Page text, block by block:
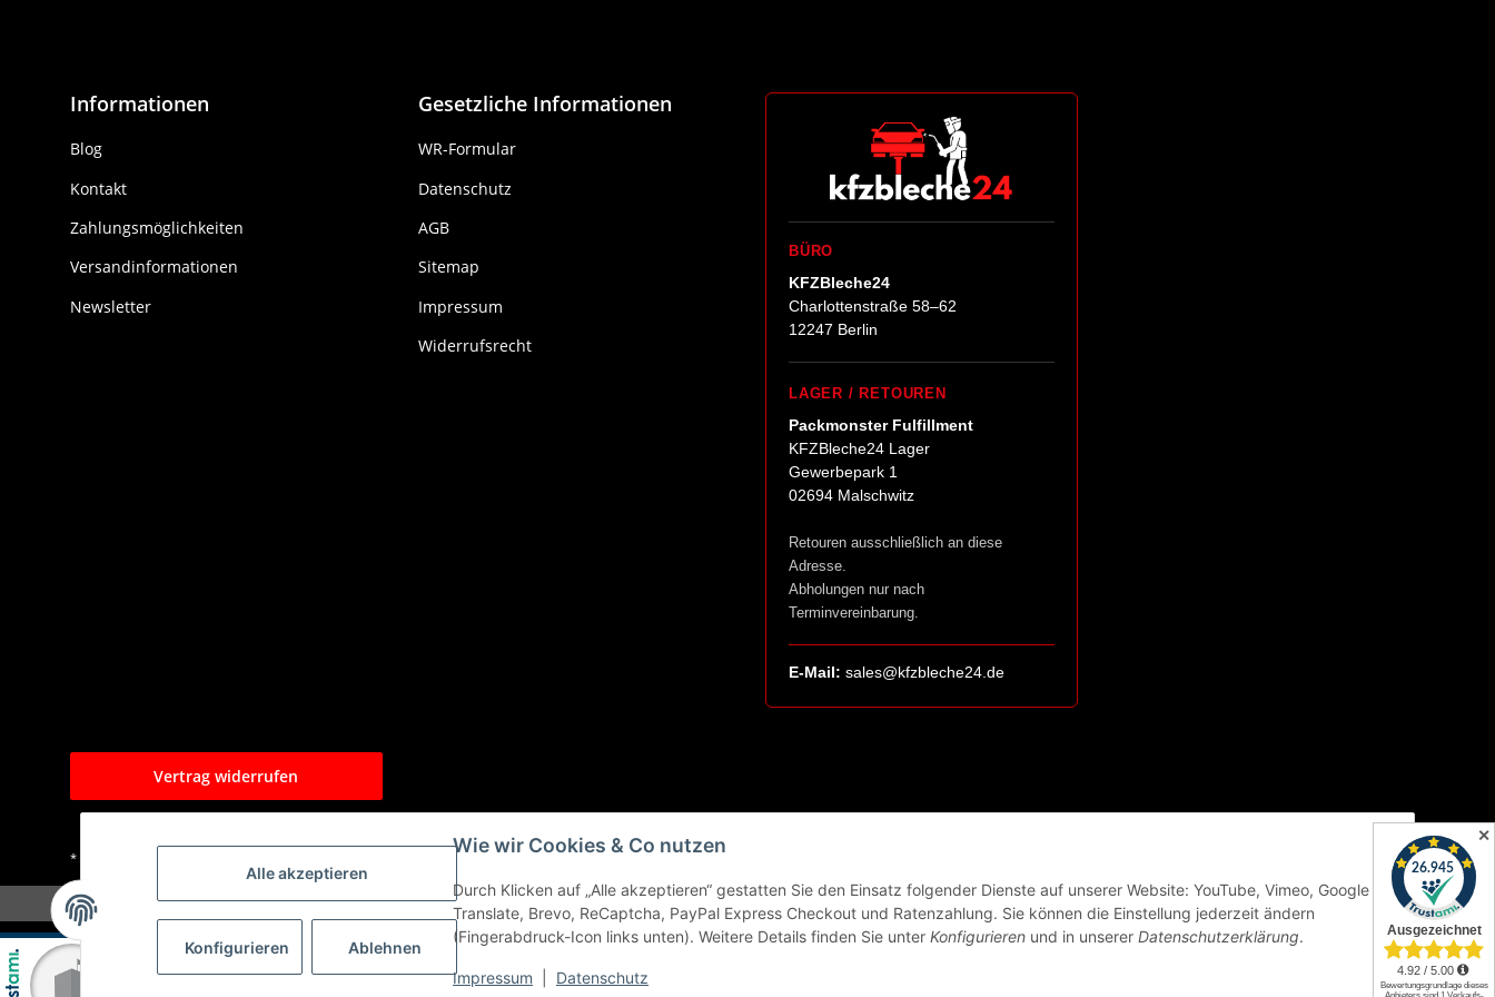
Alle akzeptieren
Konfigurieren Ablehnen
Wie wir Cookies & Co nutzen
Durch Klicken auf „Alle akzeptieren“ gestatten Sie den Einsatz folgender Dienste auf unserer Website: YouTube, Vimeo, Google
Translate, Brevo, ReCaptcha, PayPal Express Checkout und Ratenzahlung. Sie können die Einstellung jederzeit ändern
(Fingerabdruck-Icon links unten). Weitere Details finden Sie unter Konfigurieren und in unserer Datenschutzerklärung.
Impressum Datenschutz
Informationen
Blog
Kontakt
Zahlungsmöglichkeiten
Versandinformationen
Newsletter
Gesetzliche Informationen
WR-Formular
Datenschutz
AGB
Sitemap
Impressum
Widerrufsrecht
BÜRO
KFZBleche24
Charlottenstraße 58–62
12247 Berlin
LAGER / RETOUREN
Packmonster Fulfillment
KFZBleche24 Lager
Gewerbepark 1
02694 Malschwitz
Retouren ausschließlich an diese
Adresse.
Abholungen nur nach
Terminvereinbarung.
E-Mail: sales@kfzbleche24.de
Vertrag widerrufen
* Alle Preise inkl. gesetzlicher USt., zzgl.
✕